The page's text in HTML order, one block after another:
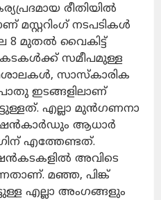
രീതിയിൽ
മസ്റ്ററിംഗ് നടപടികൾ
8 മുതൽ വൈകിട്ട്
സമീപമുള്ള
സാസ്‌കാരിക
ഇടങ്ങളിലാണ്
എല്ലാ മുൻഗണനാ
ആധാർ
എത്തേണ്ടത്.
അവിടെ
മഞ്ഞ, പിങ്ക്
എല്ലാ അംഗങ്ങളും